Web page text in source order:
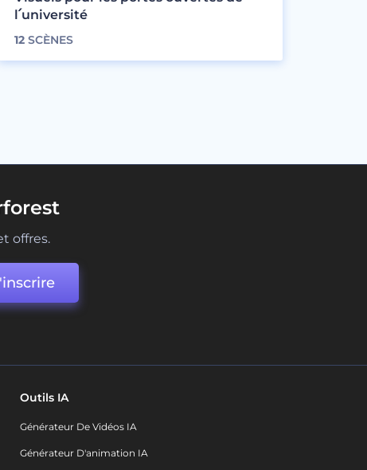
l՛université
12SCÈNES
offres.
Outils IA
Générateur De Vidéos IA
Générateur D'animation IA